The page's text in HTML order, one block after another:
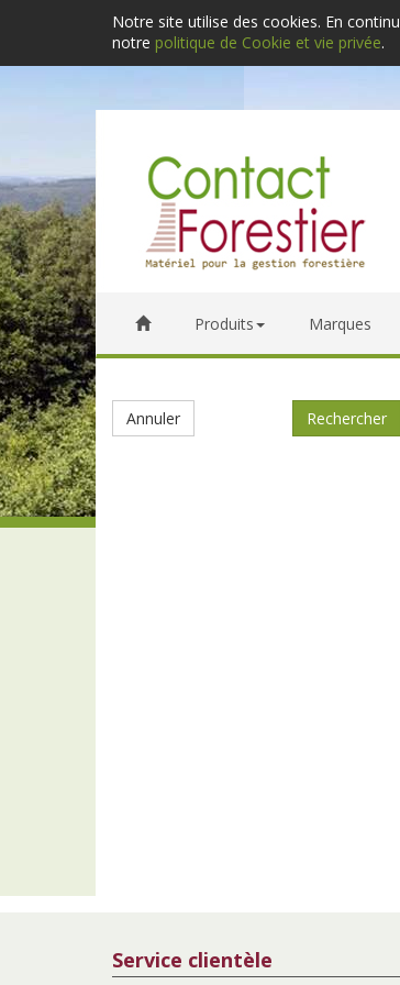
Notre site utilise des cookies. En
notre politique de Cookie et vie privée.
Produits Marques
Annuler
Service clientèle